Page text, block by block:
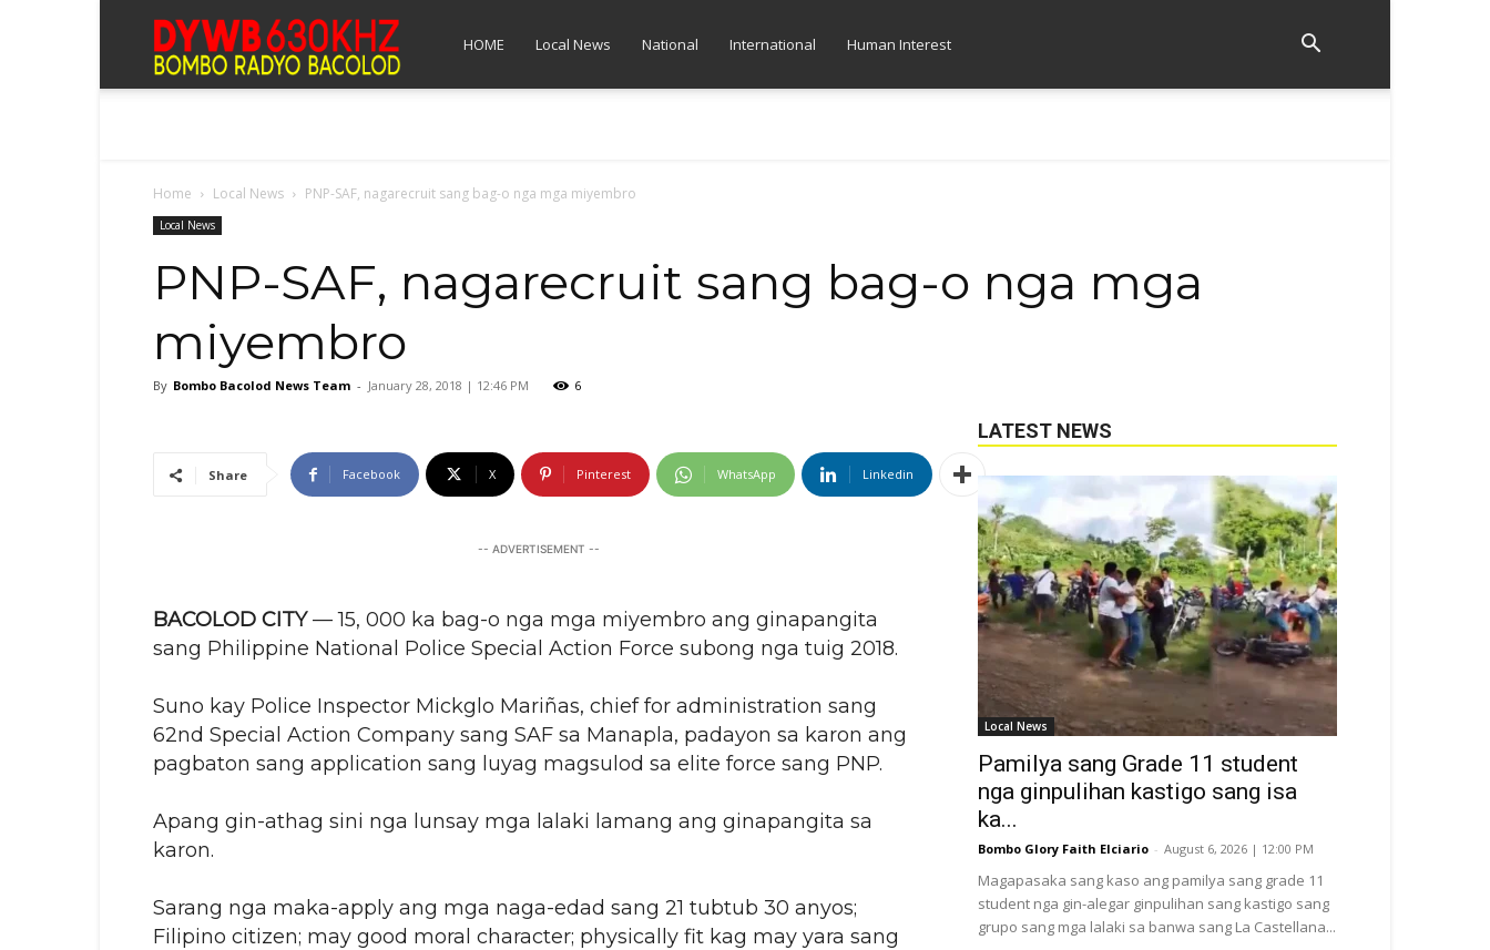
HOME Local News National International Human Interest
Home Local News PNP-SAF, nagarecruit sang bag-o nga mga miyembro
Local News
PNP-SAF, nagarecruit sang bag-o nga mga
miyembro
By Bombo Bacolod News Team - January 28, 2018 | 12:46 PM 6
Share Facebook X Pinterest WhatsApp Linkedin
-- ADVERTISEMENT --
BACOLOD CITY— 15, 000 ka bag-o nga mga miyembro ang ginapangita
sang Philippine National Police Special Action Force subong nga tuig 2018.
Suno kay Police Inspector Mickglo Mariñas, chief for administration sang
62nd Special Action Company sang SAF sa Manapla, padayon sa karon ang
pagbaton sang application sang luyag magsulod sa elite force sang PNP.
Apang gin-athag sini nga lunsay mga lalaki lamang ang ginapangita sa
karon.
Sarang nga maka-apply ang mga naga-edad sang 21 tubtub 30 anyos;
Filipino citizen; may good moral character; physically fit kag may yara sang
LATEST NEWS
Local News
Pamilya sang Grade 11 student
nga ginpulihan kastigo sang isa
ka...
Bombo Glory Faith Elciario - August 6, 2026 | 12:00 PM
Magapasaka sang kaso ang pamilya sang grade 11
student nga gin-alegar ginpulihan sang kastigo sang
grupo sang mga lalaki sa banwa sang La Castellana...